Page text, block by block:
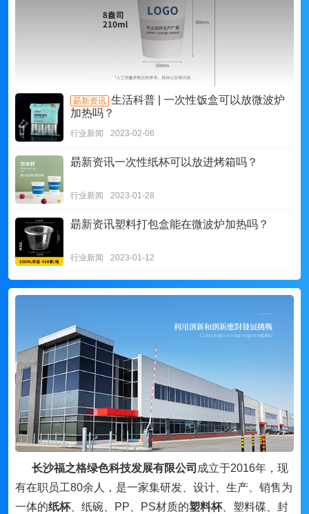
朂新资讯 生活科普 | 一次性饭盒可以放微波炉
加热吗？
行业新闻 2023-02-06
朂新资讯一次性纸杯可以放进烤箱吗？
行业新闻 2023-01-28
朂新资讯塑料打包盒能在微波炉加热吗？
行业新闻 2023-01-12
长沙福之格绿色科技发展有限公司 成立于2016年，现
有在职员工80余人，是一家集研发、设计、生产、销售为
一体的纸杯、纸碗、PP、PS材质的塑料杯、塑料碟、封